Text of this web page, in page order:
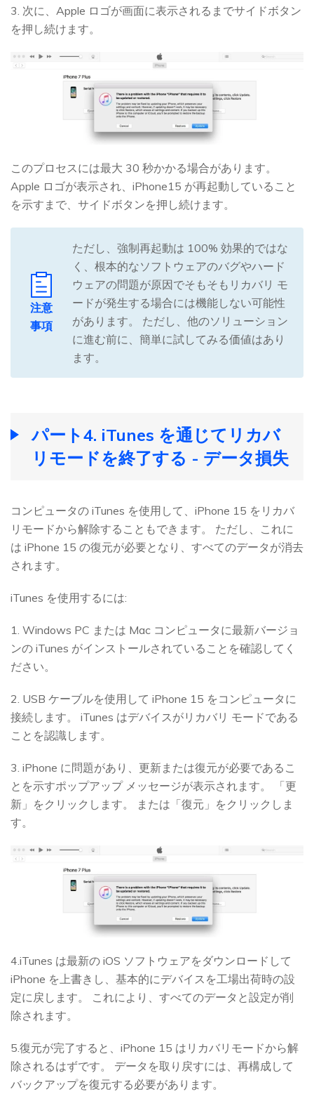
3. 次に、Apple ロゴが画面に表示されるまでサイドボタン
を押し続けます。
このプロセスには最大 30 秒かかる場合があります。
Apple ロゴが表示され、iPhone15 が再起動していること
を示すまで、サイドボタンを押し続けます。
注意
事項
ただし、強制再起動は 100% 効果的ではな
く、根本的なソフトウェアのバグやハード
ウェアの問題が原因でそもそもリカバリ モ
ードが発生する場合には機能しない可能性
があります。 ただし、他のソリューション
に進む前に、簡単に試してみる価値はあり
ます。
パート4. iTunes を通じてリカバ
リモードを終了する - データ損失
コンピュータの iTunes を使用して、iPhone 15 をリカバ
リモードから解除することもできます。 ただし、これに
は iPhone 15 の復元が必要となり、すべてのデータが消去
されます。
iTunes を使用するには:
1. Windows PC または Mac コンピュータに最新バージョ
ンの iTunes がインストールされていることを確認してく
ださい。
2. USB ケーブルを使用して iPhone 15 をコンピュータに
接続します。 iTunes はデバイスがリカバリ モードである
ことを認識します。
3. iPhone に問題があり、更新または復元が必要であるこ
とを示すポップアップ メッセージが表示されます。 「更
新」をクリックします。 または「復元」をクリックしま
す。
4.iTunes は最新の iOS ソフトウェアをダウンロードして
iPhone を上書きし、基本的にデバイスを工場出荷時の設
定に戻します。 これにより、すべてのデータと設定が削
除されます。
5.復元が完了すると、iPhone 15 はリカバリモードから解
除されるはずです。 データを取り戻すには、再構成して
バックアップを復元する必要があります。